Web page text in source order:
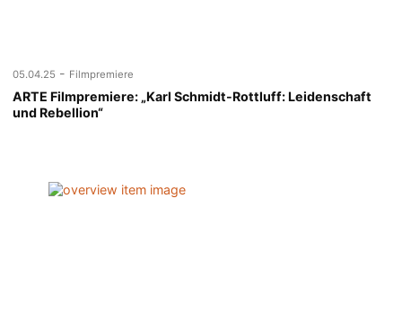
05.04.25 - Filmpremiere
ARTE Filmpremiere: „Karl Schmidt-Rottluff: Leidenschaft
und Rebellion“